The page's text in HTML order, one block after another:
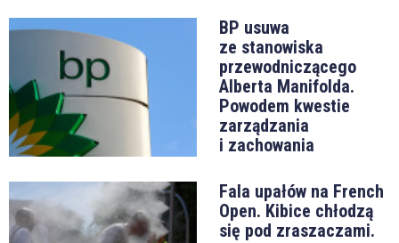
BP usuwa
ze stanowiska
przewodniczącego
Alberta Manifolda.
Powodem kwestie
zarządzania
i zachowania
Fala upałów na French
Open. Kibice chłodzą
się pod zraszaczami.